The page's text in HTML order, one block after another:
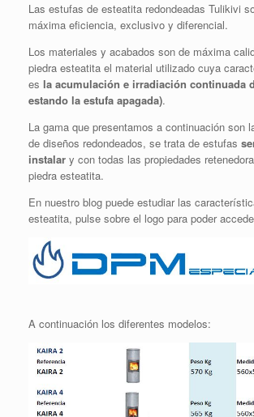
Las estufas de esteatita redondeadas Tulikivi
máxima eficiencia, exclusivo y diferencial.
Los materiales y acabados son de máxima
piedra esteatita el material utilizado cuya
es la acumulación e irradiación continuada
estando la estufa apagada).
La gama que presentamos a continuación son
de diseños redondeados, se trata de estufas
instalar y con todas las propiedades
piedra esteatita.
En nuestro blog puede estudiar las
esteatita, pulse sobre el logo para poder
A continuación los diferentes modelos: